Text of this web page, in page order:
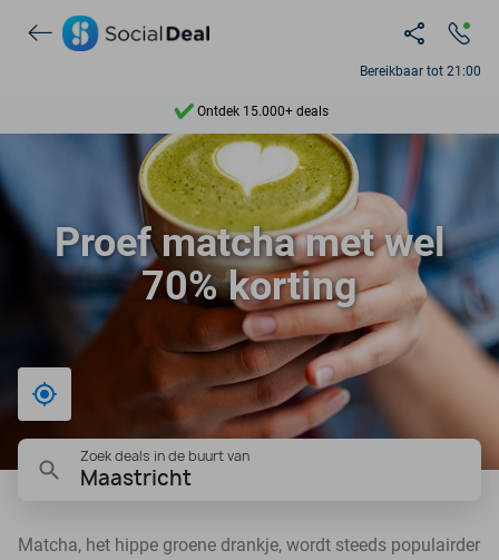
Bereikbaar tot 21:00
Ontdek 15.000+ deals
7 dagen per week beschikbaar
10+ miljoen leden
9,4
Ontdek 15.000+ deals
Proef matcha met wel
70% korting
Bij mij in de buurt
Zoek deals in de buurt van
Maastricht
Matcha, het hippe groene drankje, wordt steeds populairder